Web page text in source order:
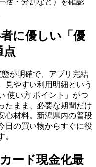
に優しい「優
点
が明確で、アプリ完結
見やすい利用明細という
使い方 ポイント」がつ
たまま、必要な期間だけ
心材料。新潟県内の普段
日の買い物からすぐに役
。
ード現金化最